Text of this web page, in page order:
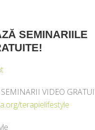
SEMINARIILE
VIDEO
terapielifestyle​